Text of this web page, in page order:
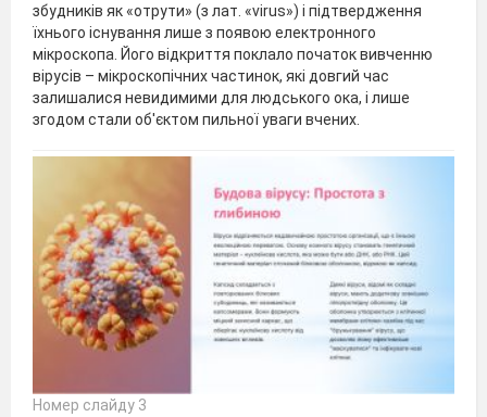
збудників як «отрути» (з лат. «virus») і підтвердження
їхнього існування лише з появою електронного
мікроскопа. Його відкриття поклало початок вивченню
вірусів – мікроскопічних частинок, які довгий час
залишалися невидимими для людського ока, і лише
згодом стали об'єктом пильної уваги вчених.
Номер слайду 3